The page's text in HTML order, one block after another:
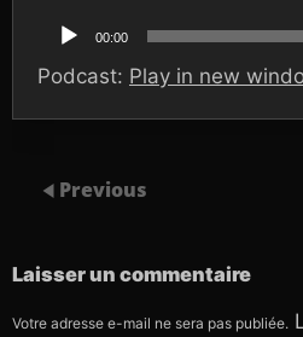
audio
00:00
Podcast: Play in new
Previous
Laisser un commentaire
Votre adresse e-mail ne sera pas publiée.